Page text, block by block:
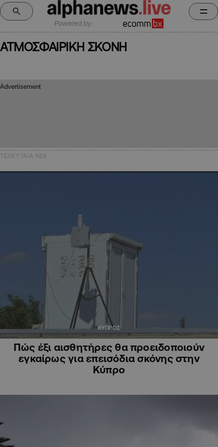
Powered by:
ΑΤΜΟΣΦΑΙΡΙΚΗ ΣΚΟΝΗ
ΚΥΠΡΟΣ
Πώς έξι αισθητήρες θα προειδοποιούν
εγκαίρως για επεισόδια σκόνης στην
Κύπρο